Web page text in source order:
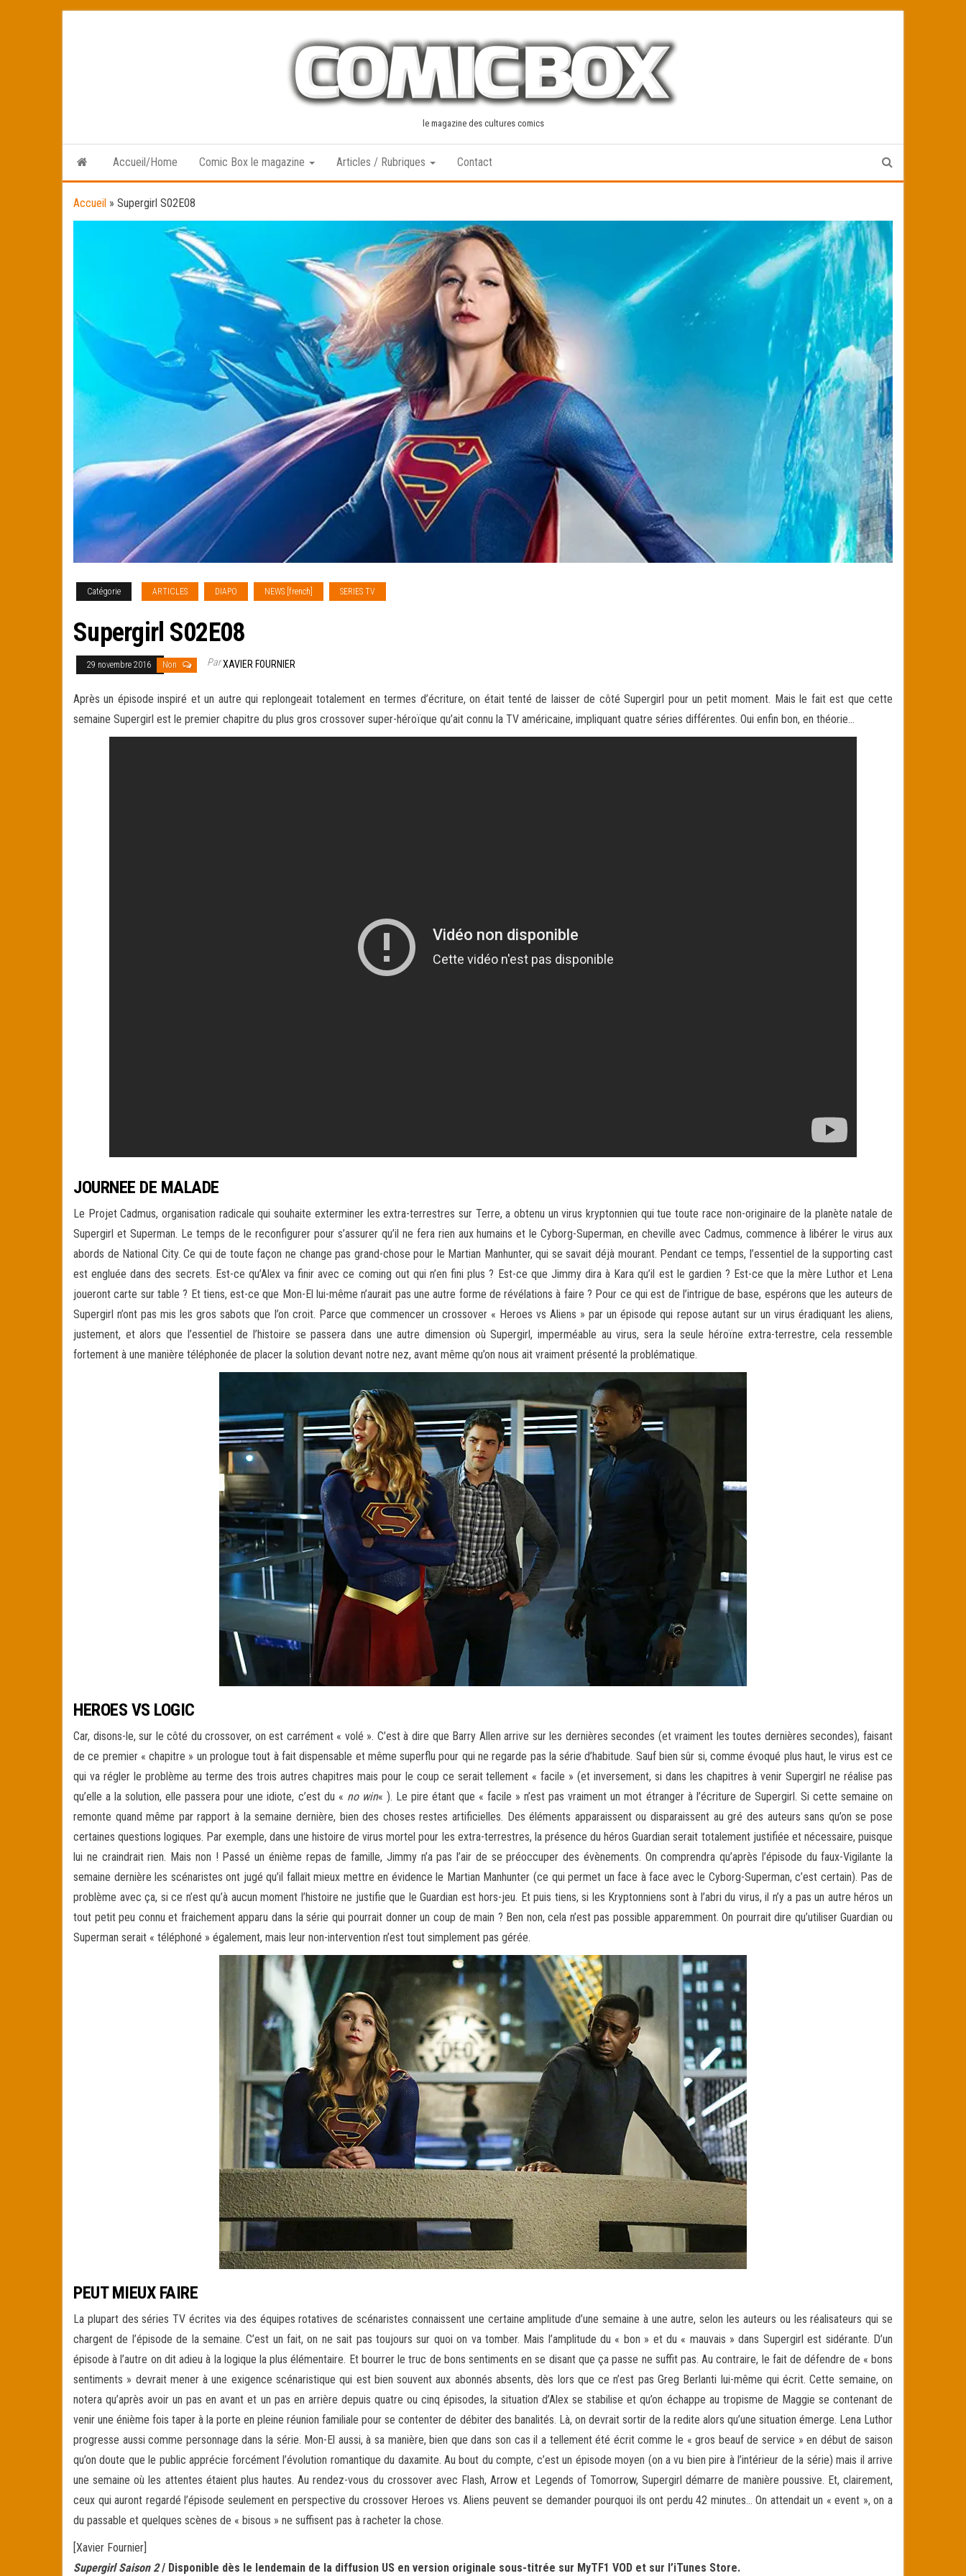
le magazine des cultures comics
Accueil/Home Comic Box le magazine Articles / Rubriques Contact
Accueil » Supergirl S02E08
Catégorie ARTICLES DIAPO NEWS [french] SERIES TV
Supergirl S02E08
29 novembre 2016 Non ParXAVIER FOURNIER
Après un épisode inspiré et un autre qui replongeait totalement en termes d’écriture, on était tenté de laisser de côté Supergirl pour un petit moment. Mais le fait est que cette
semaine Supergirl est le premier chapitre du plus gros crossover super-héroïque qu’ait connu la TV américaine, impliquant quatre séries différentes. Oui enfin bon, en théorie…
JOURNEE DE MALADE
Le Projet Cadmus, organisation radicale qui souhaite exterminer les extra-terrestres sur Terre, a obtenu un virus kryptonnien qui tue toute race non-originaire de la planète natale de
Supergirl et Superman. Le temps de le reconfigurer pour s’assurer qu’il ne fera rien aux humains et le Cyborg-Superman, en cheville avec Cadmus, commence à libérer le virus aux
abords de National City. Ce qui de toute façon ne change pas grand-chose pour le Martian Manhunter, qui se savait déjà mourant. Pendant ce temps, l’essentiel de la supporting cast
est engluée dans des secrets. Est-ce qu’Alex va finir avec ce coming out qui n’en fini plus ? Est-ce que Jimmy dira à Kara qu’il est le gardien ? Est-ce que la mère Luthor et Lena
joueront carte sur table ? Et tiens, est-ce que Mon-El lui-même n’aurait pas une autre forme de révélations à faire ? Pour ce qui est de l’intrigue de base, espérons que les auteurs de
Supergirl n’ont pas mis les gros sabots que l’on croit. Parce que commencer un crossover « Heroes vs Aliens » par un épisode qui repose autant sur un virus éradiquant les aliens,
justement, et alors que l’essentiel de l’histoire se passera dans une autre dimension où Supergirl, imperméable au virus, sera la seule héroïne extra-terrestre, cela ressemble
fortement à une manière téléphonée de placer la solution devant notre nez, avant même qu’on nous ait vraiment présenté la problématique.
HEROES VS LOGIC
Car, disons-le, sur le côté du crossover, on est carrément « volé ». C’est à dire que Barry Allen arrive sur les dernières secondes (et vraiment les toutes dernières secondes), faisant
de ce premier « chapitre » un prologue tout à fait dispensable et même superflu pour qui ne regarde pas la série d’habitude. Sauf bien sûr si, comme évoqué plus haut, le virus est ce
qui va régler le problème au terme des trois autres chapitres mais pour le coup ce serait tellement « facile » (et inversement, si dans les chapitres à venir Supergirl ne réalise pas
qu’elle a la solution, elle passera pour une idiote, c’est du « no win« ). Le pire étant que « facile » n’est pas vraiment un mot étranger à l’écriture de Supergirl. Si cette semaine on
remonte quand même par rapport à la semaine dernière, bien des choses restes artificielles. Des éléments apparaissent ou disparaissent au gré des auteurs sans qu’on se pose
certaines questions logiques. Par exemple, dans une histoire de virus mortel pour les extra-terrestres, la présence du héros Guardian serait totalement justifiée et nécessaire, puisque
lui ne craindrait rien. Mais non ! Passé un énième repas de famille, Jimmy n’a pas l’air de se préoccuper des évènements. On comprendra qu’après l’épisode du faux-Vigilante la
semaine dernière les scénaristes ont jugé qu’il fallait mieux mettre en évidence le Martian Manhunter (ce qui permet un face à face avec le Cyborg-Superman, c’est certain). Pas de
problème avec ça, si ce n’est qu’à aucun moment l’histoire ne justifie que le Guardian est hors-jeu. Et puis tiens, si les Kryptonniens sont à l’abri du virus, il n’y a pas un autre héros un
tout petit peu connu et fraichement apparu dans la série qui pourrait donner un coup de main ? Ben non, cela n’est pas possible apparemment. On pourrait dire qu’utiliser Guardian ou
Superman serait « téléphoné » également, mais leur non-intervention n’est tout simplement pas gérée.
PEUT MIEUX FAIRE
La plupart des séries TV écrites via des équipes rotatives de scénaristes connaissent une certaine amplitude d’une semaine à une autre, selon les auteurs ou les réalisateurs qui se
chargent de l’épisode de la semaine. C’est un fait, on ne sait pas toujours sur quoi on va tomber. Mais l’amplitude du « bon » et du « mauvais » dans Supergirl est sidérante. D’un
épisode à l’autre on dit adieu à la logique la plus élémentaire. Et bourrer le truc de bons sentiments en se disant que ça passe ne suffit pas. Au contraire, le fait de défendre de « bons
sentiments » devrait mener à une exigence scénaristique qui est bien souvent aux abonnés absents, dès lors que ce n’est pas Greg Berlanti lui-même qui écrit. Cette semaine, on
notera qu’après avoir un pas en avant et un pas en arrière depuis quatre ou cinq épisodes, la situation d’Alex se stabilise et qu’on échappe au tropisme de Maggie se contenant de
venir une énième fois taper à la porte en pleine réunion familiale pour se contenter de débiter des banalités. Là, on devrait sortir de la redite alors qu’une situation émerge. Lena Luthor
progresse aussi comme personnage dans la série. Mon-El aussi, à sa manière, bien que dans son cas il a tellement été écrit comme le « gros beauf de service » en début de saison
qu’on doute que le public apprécie forcément l’évolution romantique du daxamite. Au bout du compte, c’est un épisode moyen (on a vu bien pire à l’intérieur de la série) mais il arrive
une semaine où les attentes étaient plus hautes. Au rendez-vous du crossover avec Flash, Arrow et Legends of Tomorrow, Supergirl démarre de manière poussive. Et, clairement,
ceux qui auront regardé l’épisode seulement en perspective du crossover Heroes vs. Aliens peuvent se demander pourquoi ils ont perdu 42 minutes… On attendait un « event », on a
du passable et quelques scènes de « bisous » ne suffisent pas à racheter la chose.
[Xavier Fournier]
Supergirl Saison 2/ Disponible dès le lendemain de la diffusion US en version originale sous-titrée sur MyTF1 VOD et sur l’iTunes Store.